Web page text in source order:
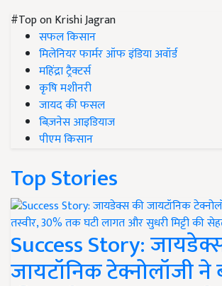
#Top on Krishi Jagran
सफल किसान
मिलेनियर फार्मर ऑफ इंडिया अवॉर्ड
महिंद्रा ट्रैक्टर्स
कृषि मशीनरी
जायद की फसल
बिज़नेस आइडियाज
पीएम किसान
Top Stories
Success Story:
जायटॉनिक टेक्नोलॉजी